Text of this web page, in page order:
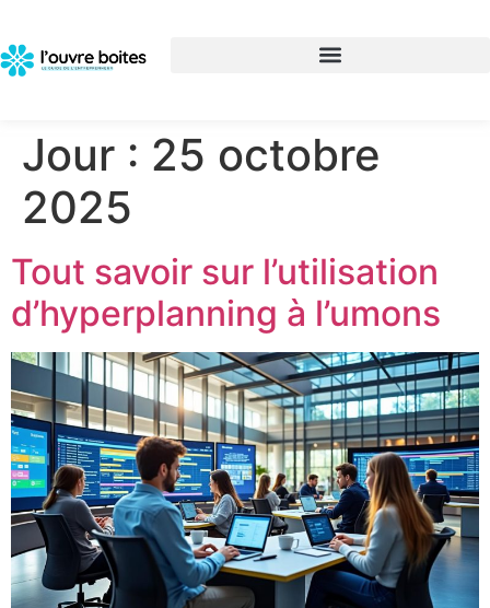
Jour : 25 octobre
2025
Tout savoir sur l’utilisation
d’hyperplanning à l’umons